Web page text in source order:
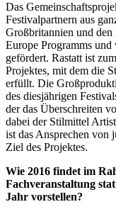
Das
Festivalpartnern aus
Großbritannien und den
Europe Programms
gefördert. Rastatt ist
Projektes, mit dem die
erfüllt. Die
des diesjährigen
der das Überschreiten
dabei der Stilmittel
ist das Ansprechen von
Ziel des Projektes.
Wie 2016 findet im
Fachveranstaltung
Jahr vorstellen?